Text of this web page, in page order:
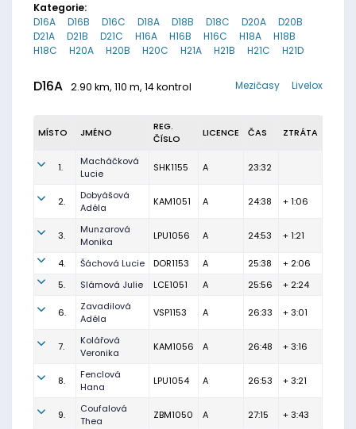
Kategorie:
D16A
D16B D16C D18A D18B D18C D20A
D20B
D21A
D21B D21C H16A H16B H16C H18A
H18B
H18C
H20A H20B H20C H21A H21B H21C H21D
D16A 2.90 km, 110 m, 14 kontrol Livelox
Mezičasy
MÍSTO JMÉNO
REG.
ČÍSLO
LICENCE ČAS ZTRÁTA
1.
Macháčková
Lucie
SHK1155 A 23:32
2.
Dobyášová
Adéla
KAM1051 A 24:38 + 1:06
3.
Munzarová
Monika
LPU1056 A 24:53 + 1:21
4. Šáchová Lucie DOR1153 A 25:38
+ 2:06
5.
Slámová Julie LCE1051 A 25:56 + 2:24
6.
Zavadilová
Adéla
VSP1153 A 26:33 + 3:01
7.
Kolářová
Veronika
KAM1056 A 26:48 + 3:16
8.
Fenclová
Hana
LPU1054 A 26:53 + 3:21
9.
Coufalová
Thea
ZBM1050 A 27:15 + 3:43